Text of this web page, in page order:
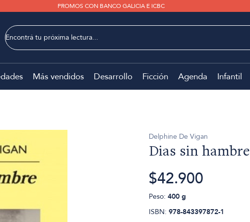
PROMOS CON BANCO GALICIA E ICBC
Más vendidos Desarrollo Ficción Agenda Infantil
Delphine De Vigan
Dias sin hambre
$42.900
Peso: 400 g
ISBN: 978-843397872-1